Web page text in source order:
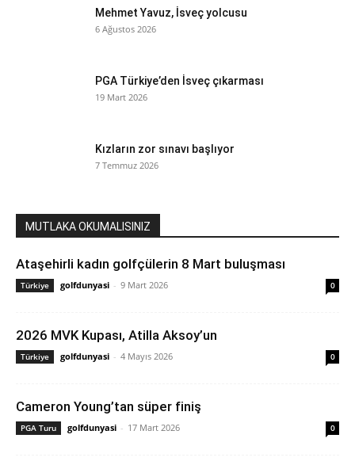
Mehmet Yavuz, İsveç yolcusu
6 Ağustos 2026
PGA Türkiye’den İsveç çıkarması
19 Mart 2026
Kızların zor sınavı başlıyor
7 Temmuz 2026
MUTLAKA OKUMALISINIZ
Ataşehirli kadın golfçülerin 8 Mart buluşması
Türkiye golfdunyasi - 9 Mart 2026 0
2026 MVK Kupası, Atilla Aksoy’un
Türkiye golfdunyasi - 4 Mayıs 2026 0
Cameron Young’tan süper finiş
PGA Turu golfdunyasi - 17 Mart 2026 0